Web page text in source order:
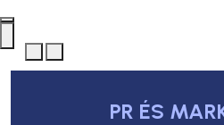
PR ÉS